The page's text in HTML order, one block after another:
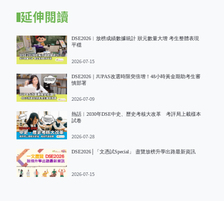
延伸閱讀
DSE2026︱放榜成績數據統計 狀元數量大增 考生整體表現
平穩
2026-07-15
DSE2026｜JUPAS改選時限突倍增！48小時黃金期助考生審
慎部署
2026-07-09
熱話︱2030年DSE中史、歷史考核大改革 考評局上載樣本
試卷
2026-07-28
DSE2026│「文憑試Special」 盡覽放榜升學出路最新資訊
2026-07-15